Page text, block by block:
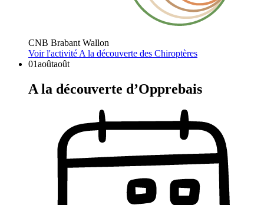
CNB Brabant Wallon
Voir l'activité A la découverte des Chiroptères
01aoûtaoût
A la découverte d’Opprebais